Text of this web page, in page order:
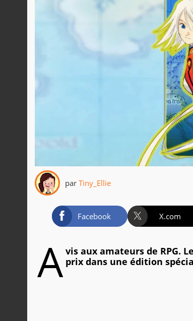
par Tiny_Ellie
Facebook X.com
A vis aux amateurs de RPG.
prix dans une édition